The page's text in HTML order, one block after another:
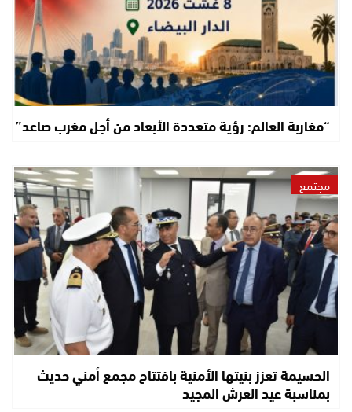
“مغاربة العالم: رؤية متعددة الأبعاد من أجل مغرب صاعد”
مجتمع
الحسيمة تعزز بنيتها الأمنية بافتتاح مجمع أمني حديث
بمناسبة عيد العرش المجيد